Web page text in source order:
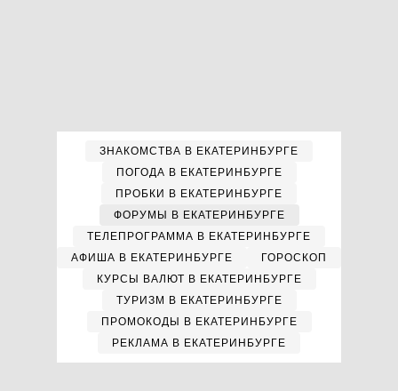
ЗНАКОМСТВА В ЕКАТЕРИНБУРГЕ
ПОГОДА В ЕКАТЕРИНБУРГЕ
ПРОБКИ В ЕКАТЕРИНБУРГЕ
ФОРУМЫ В ЕКАТЕРИНБУРГЕ
ТЕЛЕПРОГРАММА В ЕКАТЕРИНБУРГЕ
АФИША В ЕКАТЕРИНБУРГЕ
ГОРОСКОП
КУРСЫ ВАЛЮТ В ЕКАТЕРИНБУРГЕ
ТУРИЗМ В ЕКАТЕРИНБУРГЕ
ПРОМОКОДЫ В ЕКАТЕРИНБУРГЕ
РЕКЛАМА В ЕКАТЕРИНБУРГЕ